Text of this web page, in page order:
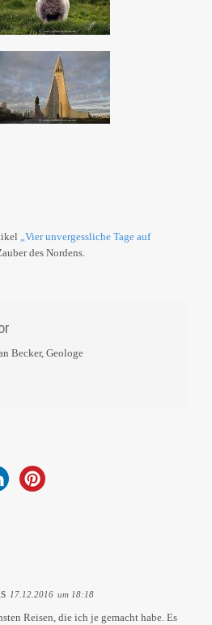
„Vier unvergessliche Tage auf
des Nordens.
Becker, Geologe
17.12.2016 um 18:18
Reisen, die ich je gemacht habe. Es